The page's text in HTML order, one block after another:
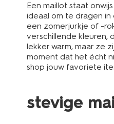
Een maillot staat
ideaal om te dragen in
een zomerjurkje of -
verschillende kleuren,
lekker warm, maar ze
moment dat het écht
shop jouw favoriete
stevige